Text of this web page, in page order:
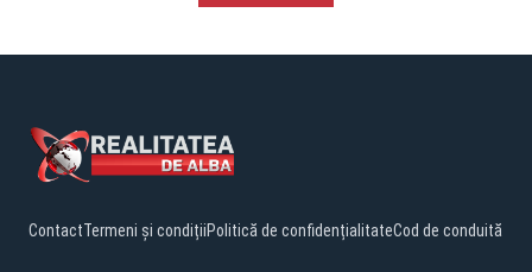
ContactTermeni și condițiiPolitică de confidențialitateCod de conduită